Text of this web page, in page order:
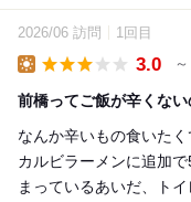
2026/06 訪問 1回目
3.0
前橋ってご飯が辛くな
なんか辛いもの食いたく
カルビラーメンに追加で
まっているあいだ、ト